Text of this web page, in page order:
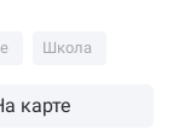
Школа
карте